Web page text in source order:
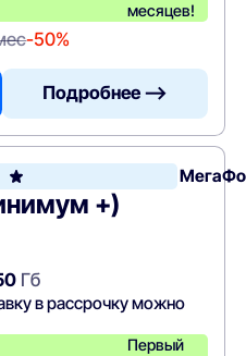
месяцев!
-50%
Подробнее —>
+)
Гб
в рассрочку можно
Первый